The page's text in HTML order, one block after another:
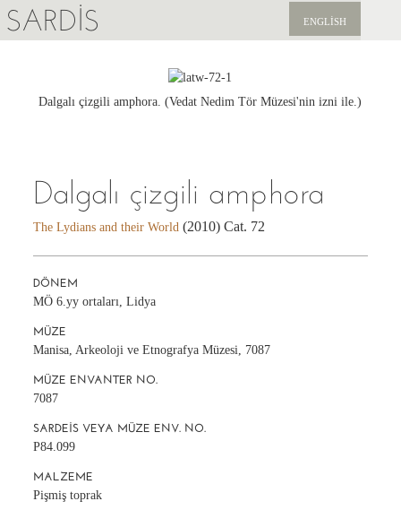
SARDIS ENGLISH
YAYINLAR
BIZI DESTEKLEYIN
Dalgalı çizgili amphora. (Vedat Nedim Tör Müzesi'nin izni ile.)
Dalgalı çizgili amphora
The Lydians and their World (2010) Cat. 72
DÖNEM
MÖ 6.yy ortaları, Lidya
MÜZE
Manisa, Arkeoloji ve Etnografya Müzesi, 7087
MÜZE ENVANTER NO.
7087
SARDEIS VEYA MÜZE ENV. NO.
P84.099
MALZEME
Pişmiş toprak